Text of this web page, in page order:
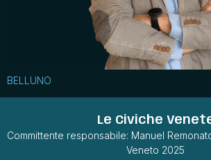
BELLUNO
Le Civiche
Committente responsabile: Manuel
Veneto 2025